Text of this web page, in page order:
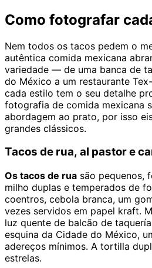
Como fotografar
Nem todos os tacos pedem o
autêntica comida mexicana
variedade — de uma banca de
do México a um restaurante
cada estilo tem o seu detalhe
fotografia de comida mexicana
abordagem ao prato, por isso
grandes clássicos.
Tacos de rua, al pastor e
Os tacos de rua são pequenos,
milho duplas e temperados de
coentros, cebola branca, um
vezes servidos em papel kraft.
luz quente de balcão de
esquina da Cidade do México,
adereços mínimos. A tortilla
estrelas.